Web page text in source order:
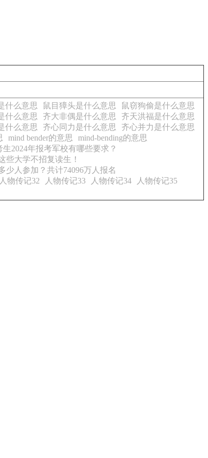
什么意思 鼠目獐头是什么意思
鼠窃狗偷是什么意思
什么意思 齐大非偶是什么意思
齐天洪福是什么意思
什么意思 齐心同力是什么意思
齐心并力是什么意思
mind bender的意思
mind-bending的意思
生2024年报考军校有哪些要求？
些大学不招复读生！
少人参加？共计74096万人报名
人物传记32 人物传记33 人物传记34
人物传记35